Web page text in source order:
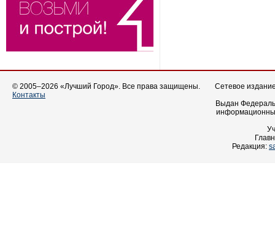
© 2005–2026 «Лучший Город». Все права защищены.
Контакты
Сетевое
Выдан
Редакция: